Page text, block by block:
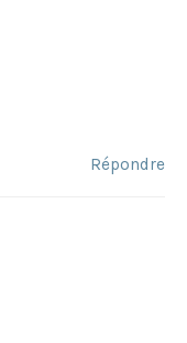
Répondre